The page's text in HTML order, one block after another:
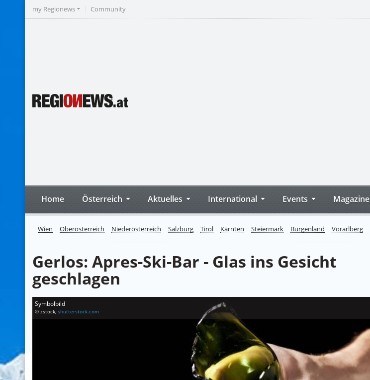
my Regionews Community
Home Österreich Aktuelles International Events Magazine
Wien Oberösterreich Niederösterreich Salzburg Tirol Kärnten Steiermark Burgenland Vorarlberg
Gerlos: Apres-Ski-Bar - Glas ins Gesicht
geschlagen
Symbolbild
© zstock, shutterstock.com